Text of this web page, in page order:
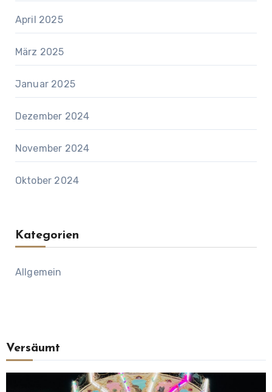
April 2025
März 2025
Januar 2025
Dezember 2024
November 2024
Oktober 2024
Kategorien
Allgemein
Versäumt